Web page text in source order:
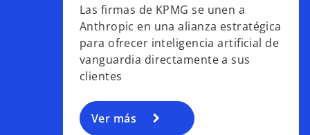
Las firmas de KPMG se unen a
Anthropic en una alianza estratégica
para ofrecer inteligencia artificial de
vanguardia directamente a sus
clientes
Ver más
e
e
n
u
n
e